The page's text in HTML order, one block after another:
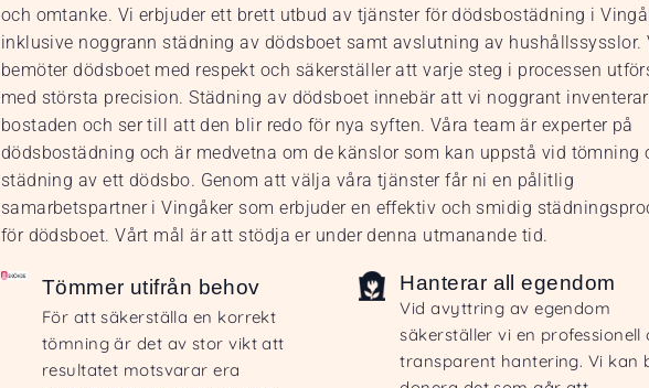
och omtanke. Vi erbjuder ett brett utbud av tjänster för dödsbostädning i
inklusive noggrann städning av dödsboet samt avslutning av hushållssysslor.
bemöter dödsboet med respekt och säkerställer att varje steg i processen
med största precision. Städning av dödsboet innebär att vi noggrant
bostaden och ser till att den blir redo för nya syften. Våra team är experter på
dödsbostädning och är medvetna om de känslor som kan uppstå vid tömning
städning av ett dödsbo. Genom att välja våra tjänster får ni en pålitlig
samarbetspartner i Vingåker som erbjuder en effektiv och smidig
för dödsboet. Vårt mål är att stödja er under denna utmanande tid.
Tömmer utifrån behov
För att säkerställa en korrekt
tömning är det av stor vikt att
resultatet motsvarar era
Hanterar all egendom
Vid avyttring av egendom
säkerställer vi en professionell
transparent hantering. Vi kan